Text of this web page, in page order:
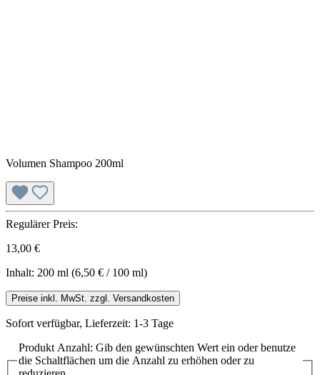
Volumen Shampoo 200ml
Regulärer Preis:
13,00 €
Inhalt: 200 ml (6,50 € / 100 ml)
Preise inkl. MwSt. zzgl. Versandkosten
Sofort verfügbar, Lieferzeit: 1-3 Tage
Produkt Anzahl: Gib den gewünschten Wert ein oder benutze
die Schaltflächen um die Anzahl zu erhöhen oder zu